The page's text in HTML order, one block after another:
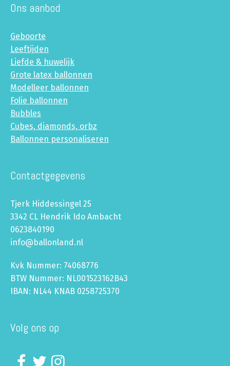
Ons aanbod
Geboorte
Leeftijden
Liefde & huwelijk
Grote latex ballonnen
Modelleer ballonnen
Folie ballonnen
Bubbles
Cubes, diamonds, orbz
Ballonnen personaliseren
Contactgegevens
Tjerk Hiddessingel 25
3342 CL Hendrik Ido Ambacht
0623840190
info@ballonland.nl
Kvk Nummer: 74068776
BTW Nummer: NL001523162B43
IBAN: NL44 KNAB 0258725370
Volg ons op